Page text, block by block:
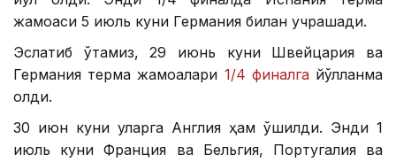
жамоаси 5 июль куни Германия билан учрашади.
Эслатиб ўтамиз, 29 июнь куни Швейцария ва
Германия терма жамоалари 1/4 финалгайўлланма
олди.
30 июн куни уларга Англия ҳам қўшилди. Энди 1
июль куни Франция ва Бельгия, Португалия ва